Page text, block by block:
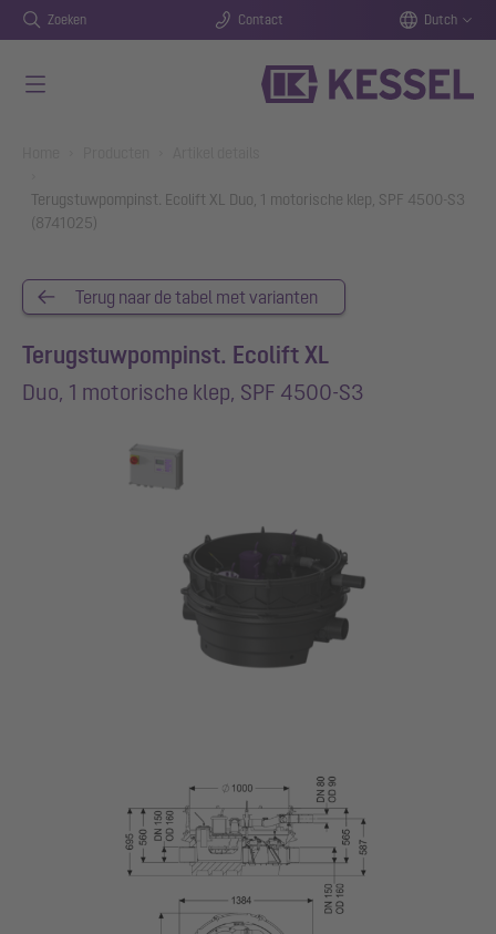
Zoeken Contact Dutch
Terugstuwpompinst. Ecolift XL Duo, 1 motorische klep, SPF 4500-S3
(8741025)
Terug naar de tabel met varianten
Terugstuwpompinst. Ecolift XL
Duo, 1 motorische klep, SPF 4500-S3